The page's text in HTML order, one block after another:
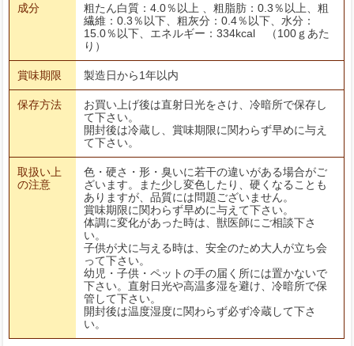
成分
粗たん白質：4.0％以上 、粗脂肪：0.3％以上、粗
繊維：0.3％以下、粗灰分：0.4％以下、水分：
15.0％以下、エネルギー：334kcal （100ｇあた
り）
賞味期限 製造日から1年以内
保存方法
お買い上げ後は直射日光をさけ、冷暗所で保存し
て下さい。
開封後は冷蔵し、賞味期限に関わらず早めに与え
て下さい。
取扱い上
の注意
色・硬さ・形・臭いに若干の違いがある場合がご
ざいます。また少し変色したり、硬くなることも
ありますが、品質には問題ございません。
賞味期限に関わらず早めに与えて下さい。
体調に変化があった時は、獣医師にご相談下さ
い。
子供が犬に与える時は、安全のため大人が立ち会
って下さい。
幼児・子供・ペットの手の届く所には置かないで
下さい。直射日光や高温多湿を避け、冷暗所で保
管して下さい。
開封後は温度湿度に関わらず必ず冷蔵して下さ
い。